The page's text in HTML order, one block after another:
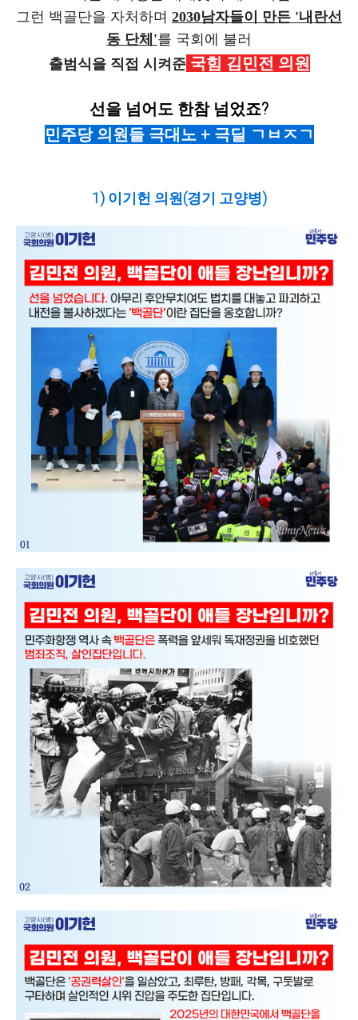
그런 백골단을 자처하며 2030남자들이 만든 '내란선
동 단체'를 국회에 불러
출범식을 직접 시켜준 국힘 김민전 의원
선을 넘어도 한참 넘었죠?
민주당 의원들 극대노 + 극딜 ㄱㅂㅈㄱ
1) 이기헌 의원(경기 고양병)